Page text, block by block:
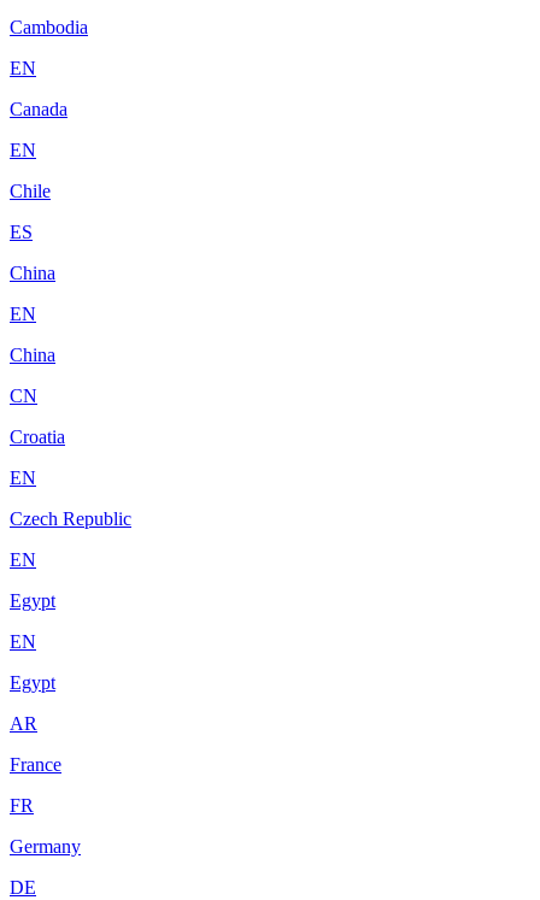
Cambodia
EN
Canada
EN
Chile
ES
China
EN
China
CN
Croatia
EN
Czech Republic
EN
Egypt
EN
Egypt
AR
France
FR
Germany
DE